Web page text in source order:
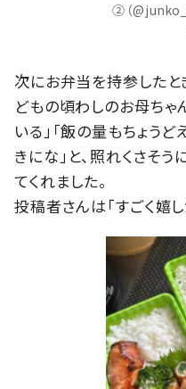
②（
次にお弁当を持参したと
どもの頃わしのお母ちゃ
いる」「飯の量もちょう
きにな」と、照れくさそ
てくれました。
投稿者さんは「すごく嬉